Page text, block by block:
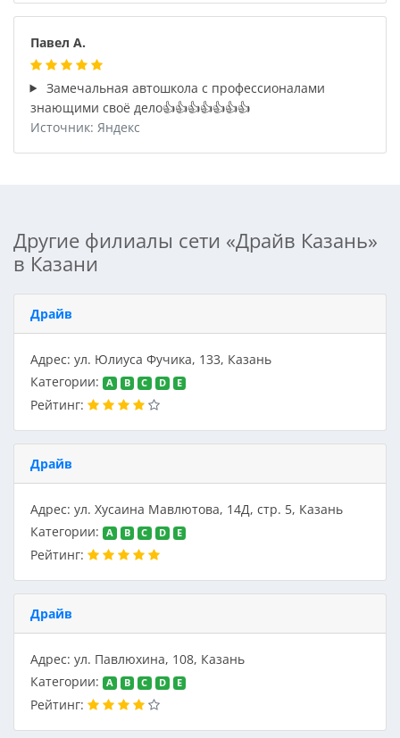
Павел А.
Замечальная автошкола с профессионалами
знающими своё дело👍👍👍👍👍👍👍
Источник: Яндекс
Другие филиалы сети «Драйв Казань»
в Казани
Драйв
Адрес: ул. Юлиуса Фучика, 133, Казань
Категории:
A B C D E
Рейтинг:
Драйв
Адрес: ул. Хусаина Мавлютова, 14Д, стр. 5, Казань
Категории:
A B C D E
Рейтинг:
Драйв
Адрес: ул. Павлюхина, 108, Казань
Категории:
A B C D E
Рейтинг: